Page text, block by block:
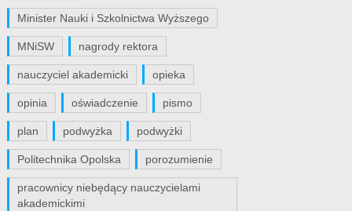
Minister Nauki i Szkolnictwa Wyższego
MNiSW nagrody rektora
nauczyciel akademicki opieka
opinia oświadczenie pismo
plan podwyżka podwyżki
Politechnika Opolska porozumienie
pracownicy niebędący nauczycielami
akademickimi